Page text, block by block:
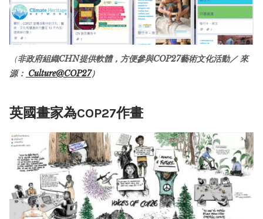
（非政府組織CHN提供軟體，方便參與COP27藝術文化活動／ 來
源： Culture@COP27）
英國畫家為COP27作畫